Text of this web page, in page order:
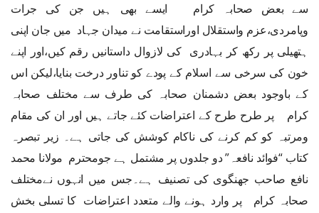
سے بعض صحابہ کرام ایسے بھی ہیں جن کی جرات
وپامردی،عزم واستقلال اوراستقامت نے میدان جہاد میں جان اپنی
ہتھیلی پر رکھ کر بہادری کی لازوال داستانیں رقم کیں،اور اپنے
خون کی سرخی سے اسلام کے پودے کو تناور درخت بنایا،لیکن اس
کے باوجود بعض دشمنان صحابہ کی طرف سے مختلف صحابہ
کرام پر طرح طرح کے اعتراضات کئے جاتے ہیں اور ان کی مقام
ومرتبہ کو کم کرنے کی ناکام کوشش کی جاتی ہے۔ زیر تبصرہ
کتاب “فوائد نافعہ” دو جلدوں پر مشتمل ہے جومحترم مولانا محمد
نافع صاحب جھنگوی کی تصنیف ہے۔جس میں انہوں نےمختلف
صحابہ کرام پر وارد ہونے والے متعدد اعتراضات کا تسلی بخش